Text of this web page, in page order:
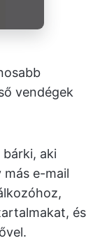
vendégek
aki
e-mail
és